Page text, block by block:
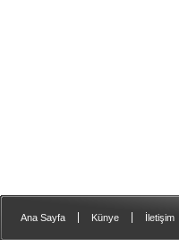
Ana Sayfa Künye İletişim